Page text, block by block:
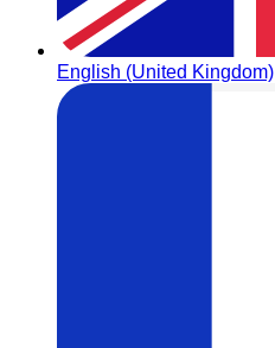
English (United Kingdom)